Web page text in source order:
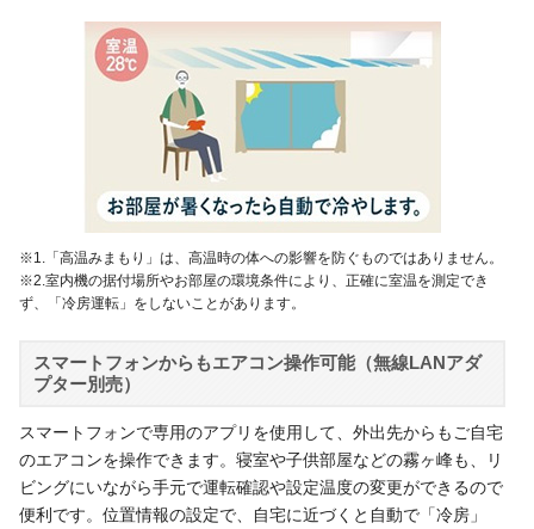
※1.「高温みまもり」は、高温時の体への影響を防ぐものではありません。
※2.室内機の据付場所やお部屋の環境条件により、正確に室温を測定でき
ず、「冷房運転」をしないことがあります。
スマートフォンからもエアコン操作可能（無線LANアダ
プター別売）
スマートフォンで専用のアプリを使用して、外出先からもご自宅
のエアコンを操作できます。寝室や子供部屋などの霧ヶ峰も、リ
ビングにいながら手元で運転確認や設定温度の変更ができるので
便利です。位置情報の設定で、自宅に近づくと自動で「冷房」